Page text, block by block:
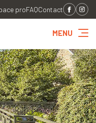
proFAQContact
MENU